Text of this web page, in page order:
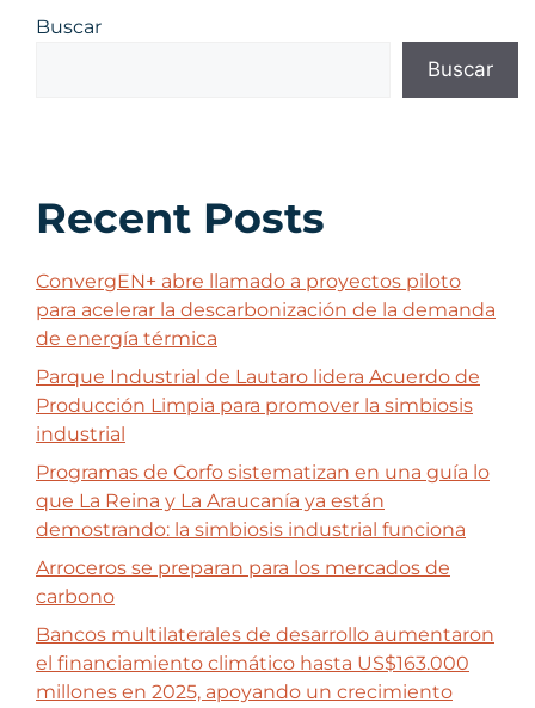
Buscar
Buscar
Recent Posts
ConvergEN+ abre llamado a proyectos piloto
para acelerar la descarbonización de la demanda
de energía térmica
Parque Industrial de Lautaro lidera Acuerdo de
Producción Limpia para promover la simbiosis
industrial
Programas de Corfo sistematizan en una guía lo
que La Reina y La Araucanía ya están
demostrando: la simbiosis industrial funciona
Arroceros se preparan para los mercados de
carbono
Bancos multilaterales de desarrollo aumentaron
el financiamiento climático hasta US$163.000
millones en 2025, apoyando un crecimiento